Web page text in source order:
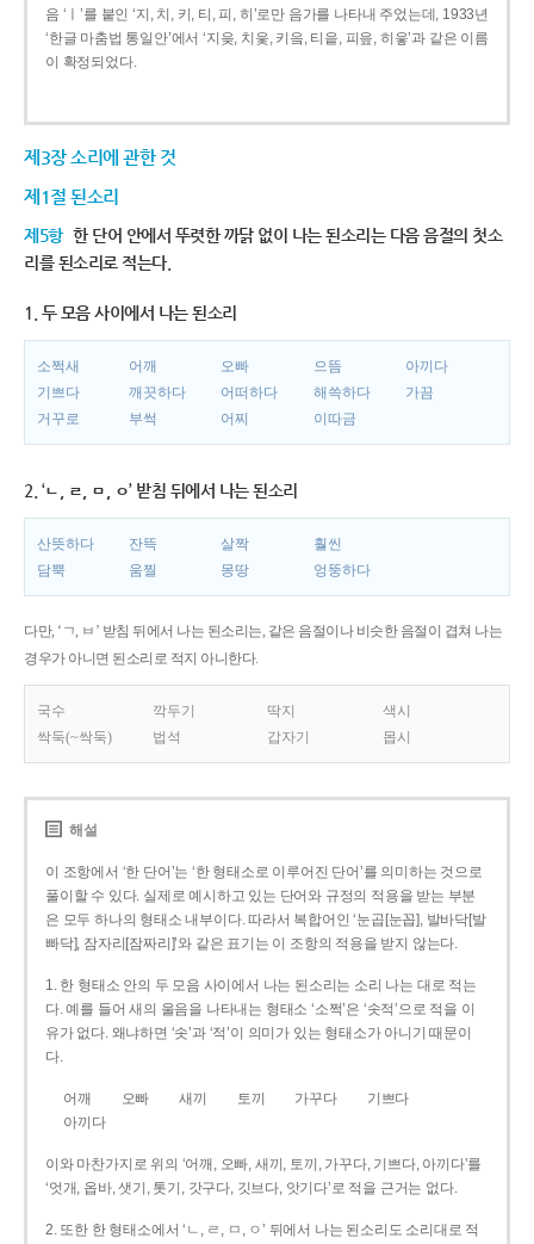
음 ‘ㅣ’를 붙인 ‘지, 치, 키, 티, 피, 히’로만 음가를 나타내 주었는데, 1933년
‘한글 마춤법 통일안’에서 ‘지읒, 치읓, 키읔, 티읕, 피읖, 히읗’과 같은 이름
이 확정되었다.
제3장 소리에 관한 것
제1절 된소리
제5항 한 단어 안에서 뚜렷한 까닭 없이 나는 된소리는 다음 음절의 첫소
리를 된소리로 적는다.
1. 두 모음 사이에서 나는 된소리
소쩍새 어깨 오빠 으뜸
아끼다
기쁘다
깨끗하다 어떠하다 해쓱하다
가끔
거꾸로
부썩 어찌 이따금
2. ‘ㄴ, ㄹ, ㅁ, ㅇ’ 받침 뒤에서 나는 된소리
산뜻하다 잔뜩 살짝
훨씬
담뿍
움찔 몽땅 엉뚱하다
다만, ‘ㄱ, ㅂ’ 받침 뒤에서 나는 된소리는, 같은 음절이나 비슷한 음절이 겹쳐 나는
경우가 아니면 된소리로 적지 아니한다.
국수 깍두기 딱지
색시
싹둑(~싹둑)
법석 갑자기 몹시
해설
이 조항에서 ‘한 단어’는 ‘한 형태소로 이루어진 단어’를 의미하는 것으로
풀이할 수 있다. 실제로 예시하고 있는 단어와 규정의 적용을 받는 부분
은 모두 하나의 형태소 내부이다. 따라서 복합어인 ‘눈곱[눈꼽], 발바닥[발
빠닥], 잠자리[잠짜리]’와 같은 표기는 이 조항의 적용을 받지 않는다.
1. 한 형태소 안의 두 모음 사이에서 나는 된소리는 소리 나는 대로 적는
다. 예를 들어 새의 울음을 나타내는 형태소 ‘소쩍’은 ‘솟적’으로 적을 이
유가 없다. 왜냐하면 ‘솟’과 ‘적’이 의미가 있는 형태소가 아니기 때문이
다.
어깨 오빠 새끼 토끼 가꾸다
기쁘다
아끼다
이와 마찬가지로 위의 ‘어깨, 오빠, 새끼, 토끼, 가꾸다, 기쁘다, 아끼다’를
‘엇개, 옵바, 샛기, 톳기, 갓구다, 깃브다, 앗기다’로 적을 근거는 없다.
2. 또한 한 형태소에서 ‘ㄴ, ㄹ, ㅁ, ㅇ’ 뒤에서 나는 된소리도 소리대로 적